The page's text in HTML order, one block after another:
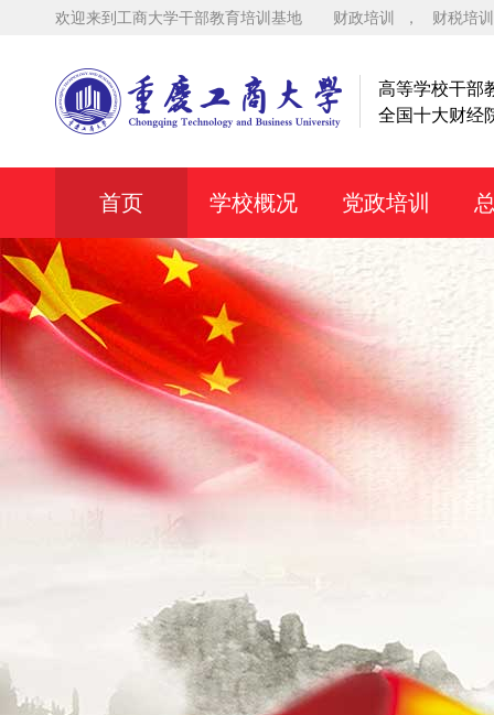
欢迎来到工商大学干部教育培训基地 财政培训 ， 财税培训
高等学校干部
全国十大财经
首页 学校概况 党政培训